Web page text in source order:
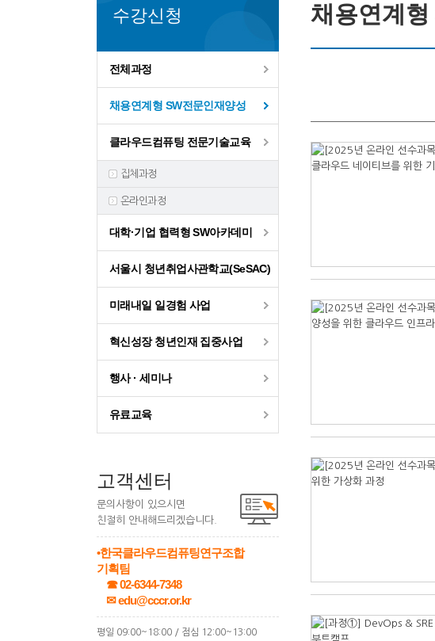
수강신청
전체과정
채용연계형 SW전문인재양성
클라우드컴퓨팅 전문기술교육
집체과정
온라인과정
대학·기업 협력형 SW아카데미
서울시 청년취업사관학교(SeSAC)
미래내일 일경험 사업
혁신성장 청년인재 집중사업
행사 · 세미나
유료교육
고객센터
문의사항이 있으시면
친절히 안내해드리겠습니다.
•한국클라우드컴퓨팅연구조합
기획팀
☎ 02-6344-7348
✉ edu@cccr.or.kr
평일 09:00~18:00 / 점심 12:00~13:00
채용연계